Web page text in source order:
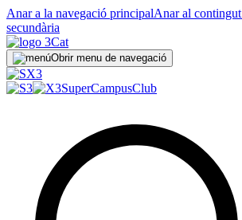
Anar a la navegació principalAnar al contingut
secundària
Obrir menu de navegació
SuperCampusClub